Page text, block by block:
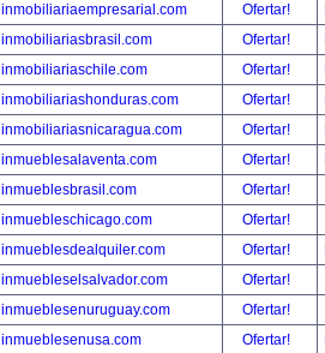
inmobiliariaempresarial.com
Ofertar!
inmobiliariasbrasil.com
Ofertar!
inmobiliariaschile.com
Ofertar!
inmobiliariashonduras.com
Ofertar!
inmobiliariasnicaragua.com
Ofertar!
inmueblesalaventa.com
Ofertar!
inmueblesbrasil.com
Ofertar!
inmuebleschicago.com
Ofertar!
inmueblesdealquiler.com
Ofertar!
inmuebleselsalvador.com
Ofertar!
inmueblesenuruguay.com
Ofertar!
inmueblesenusa.com
Ofertar!